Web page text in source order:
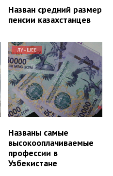
Назван средний размер
пенсии казахстанцев
ЛУЧШЕЕ
Названы самые
высокооплачиваемые
профессии в
Узбекистане